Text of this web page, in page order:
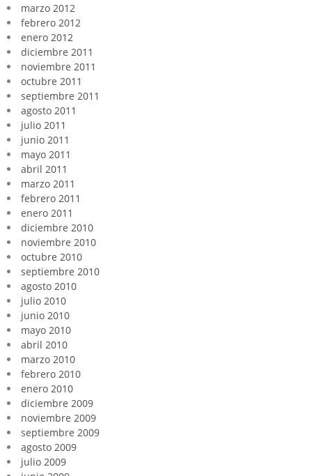
marzo 2012
febrero 2012
enero 2012
diciembre 2011
noviembre 2011
octubre 2011
septiembre 2011
agosto 2011
julio 2011
junio 2011
mayo 2011
abril 2011
marzo 2011
febrero 2011
enero 2011
diciembre 2010
noviembre 2010
octubre 2010
septiembre 2010
agosto 2010
julio 2010
junio 2010
mayo 2010
abril 2010
marzo 2010
febrero 2010
enero 2010
diciembre 2009
noviembre 2009
septiembre 2009
agosto 2009
julio 2009